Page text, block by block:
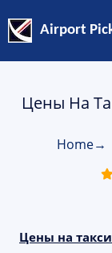
Airport
Цены На
Home→
Цены на